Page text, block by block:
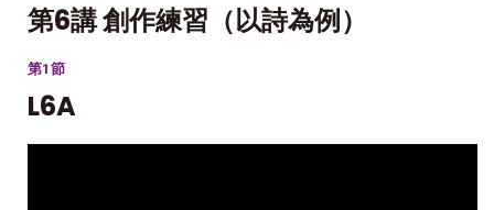
第6講 創作練習（以詩為例）
第1節
L6A